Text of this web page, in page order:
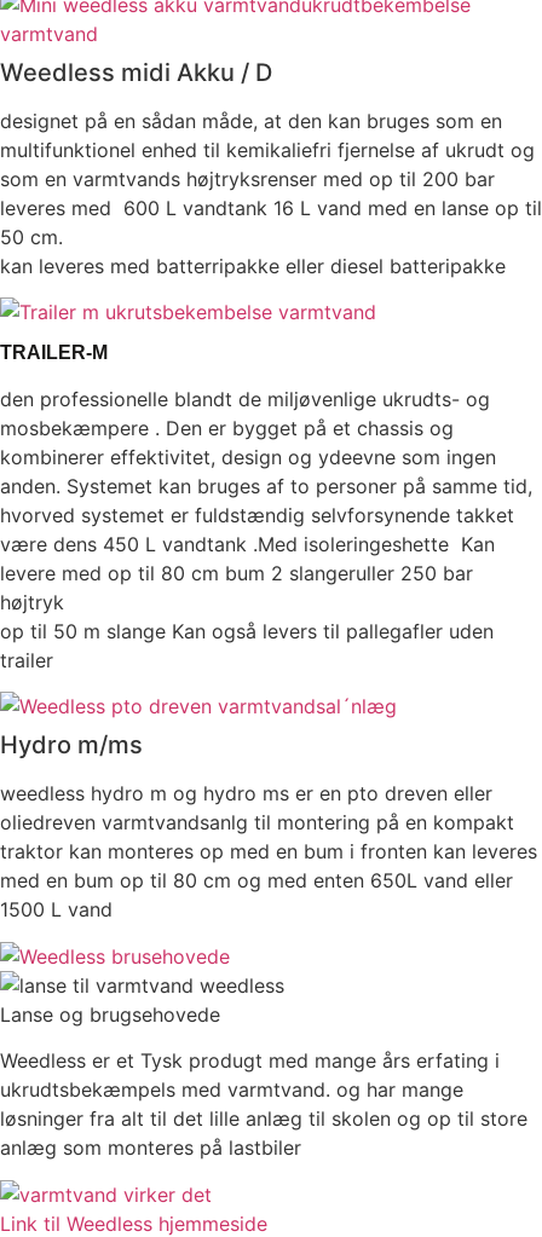
Weedless midi Akku / D
designet på en sådan måde, at den kan bruges som en
multifunktionel enhed til kemikaliefri fjernelse af ukrudt og
som en varmtvands højtryksrenser med op til 200 bar
leveres med 600 L vandtank 16 L vand med en lanse op til
50 cm.
kan leveres med batterripakke eller diesel batteripakke
TRAILER-M
den professionelle blandt de miljøvenlige ukrudts- og
mosbekæmpere . Den er bygget på et chassis og
kombinerer effektivitet, design og ydeevne som ingen
anden. Systemet kan bruges af to personer på samme tid,
hvorved systemet er fuldstændig selvforsynende takket
være dens 450 L vandtank .Med isoleringeshette Kan
levere med op til 80 cm bum 2 slangeruller 250 bar
højtryk
op til 50 m slange Kan også levers til pallegafler uden
trailer
Hydro m/ms
weedless hydro m og hydro ms er en pto dreven eller
oliedreven varmtvandsanlg til montering på en kompakt
traktor kan monteres op med en bum i fronten kan leveres
med en bum op til 80 cm og med enten 650L vand eller
1500 L vand
Lanse og brugsehovede
Weedless er et Tysk produgt med mange års erfating i
ukrudtsbekæmpels med varmtvand. og har mange
løsninger fra alt til det lille anlæg til skolen og op til store
anlæg som monteres på lastbiler
Link til Weedless hjemmeside